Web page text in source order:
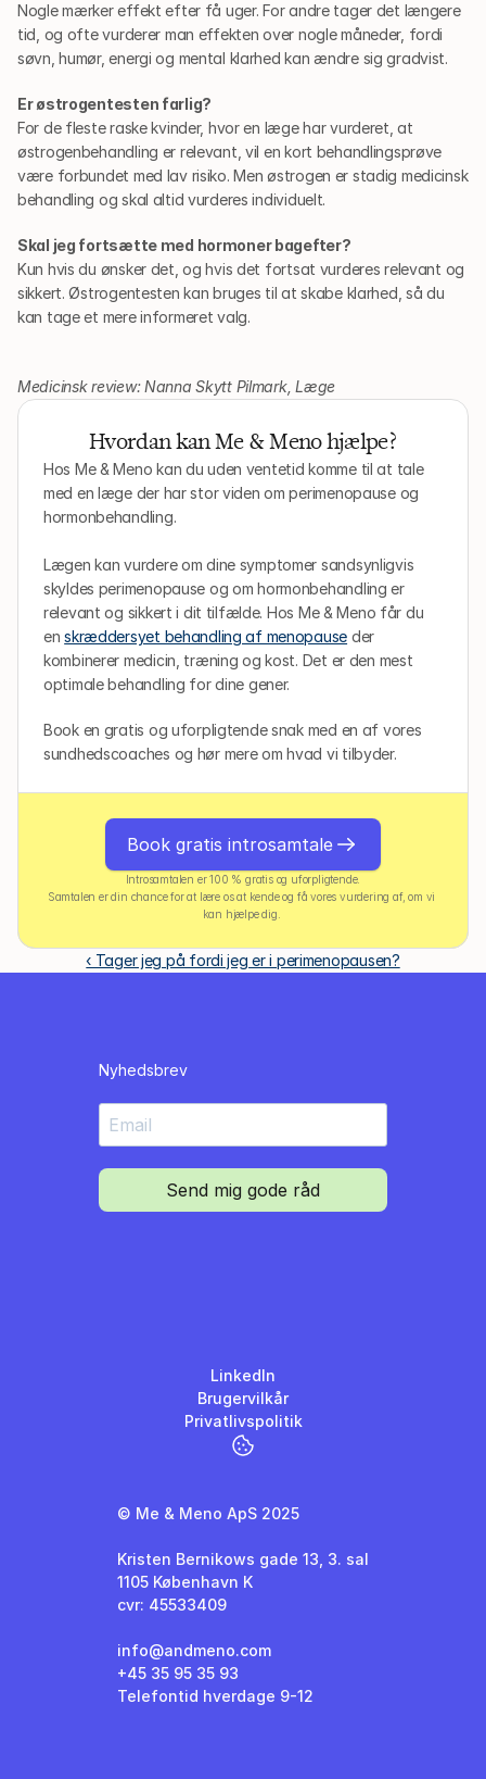
Nogle mærker effekt efter få uger. For andre tager det længere
tid, og ofte vurderer man effekten over nogle måneder, fordi
søvn, humør, energi og mental klarhed kan ændre sig gradvist.
Er østrogentesten farlig?
For de fleste raske kvinder, hvor en læge har vurderet, at
østrogenbehandling er relevant, vil en kort behandlingsprøve
være forbundet med lav risiko. Men østrogen er stadig medicinsk
behandling og skal altid vurderes individuelt.
Skal jeg fortsætte med hormoner bagefter?
Kun hvis du ønsker det, og hvis det fortsat vurderes relevant og
sikkert. Østrogentesten kan bruges til at skabe klarhed, så du
kan tage et mere informeret valg.
Medicinsk review: Nanna Skytt Pilmark, Læge
Hvordan kan Me & Meno hjælpe?
Hos Me & Meno kan du uden ventetid komme til at tale
med en læge der har stor viden om perimenopause og
hormonbehandling.
Lægen kan vurdere om dine symptomer sandsynligvis
skyldes perimenopause og om hormonbehandling er
relevant og sikkert i dit tilfælde. Hos Me & Meno får du
en skræddersyet behandling af menopause der
kombinerer medicin, træning og kost. Det er den mest
optimale behandling for dine gener.
Book en gratis og uforpligtende snak med en af vores
sundhedscoaches og hør mere om hvad vi tilbyder.
Book gratis introsamtale
Introsamtalen er 100 % gratis og uforpligtende.
Samtalen er din chance for at lære os at kende og få vores vurdering af, om vi
kan hjælpe dig.
‹ Tager jeg på fordi jeg er i perimenopausen?
LinkedIn
Brugervilkår
Privatlivspolitik
© Me & Meno ApS 2025
Kristen Bernikows gade 13, 3. sal
1105 København K
cvr: 45533409
info@andmeno.com
+45 35 95 35 93
Telefontid hverdage 9-12